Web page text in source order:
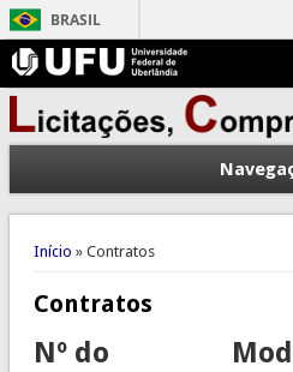
BRASIL
Você está aqui
Início » Contratos
Contratos
Nº do